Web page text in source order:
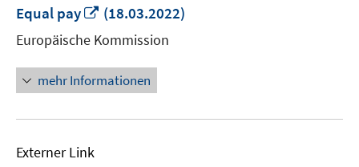
Equal pay
In
neuem
Fenster
öffnen
(18.03.2022)
Europäische Kommission
mehr Informationen
Externer Link